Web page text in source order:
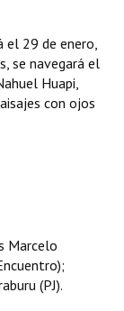
el 29 de enero,
se navegará el
Huapi,
con ojos
Marcelo
(PJ).